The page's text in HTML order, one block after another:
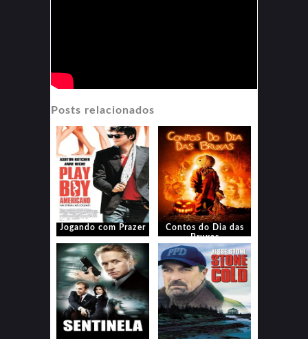
Posts relacionados
Jogando com Prazer
Contos do Dia das
Bruxas